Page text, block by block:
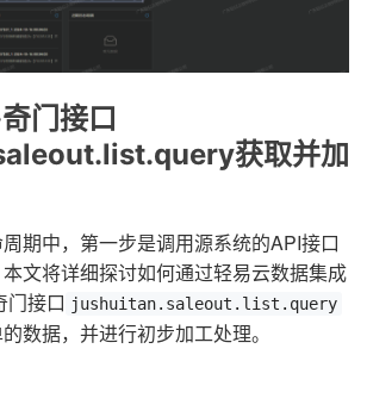
门接口
获取并加
期中，第一步是调用源系统的API接口
文将详细探讨如何通过轻易云数据集成
门接口 jushuitan.saleout.list.query
数据，并进行初步加工处理。